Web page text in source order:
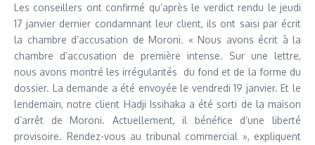
Les conseillers ont confirmé qu’après le verdict rendu le jeudi
17 janvier dernier condamnant leur client, ils ont saisi par écrit
la chambre d’accusation de Moroni. « Nous avons écrit à la
chambre d’accusation de première intense. Sur une lettre,
nous avons montré les irrégularités du fond et de la forme du
dossier. La demande a été envoyée le vendredi 19 janvier. Et le
lendemain, notre client Hadji Issihaka a été sorti de la maison
d’arrêt de Moroni. Actuellement, il bénéfice d’une liberté
provisoire. Rendez-vous au tribunal commercial », expliquent